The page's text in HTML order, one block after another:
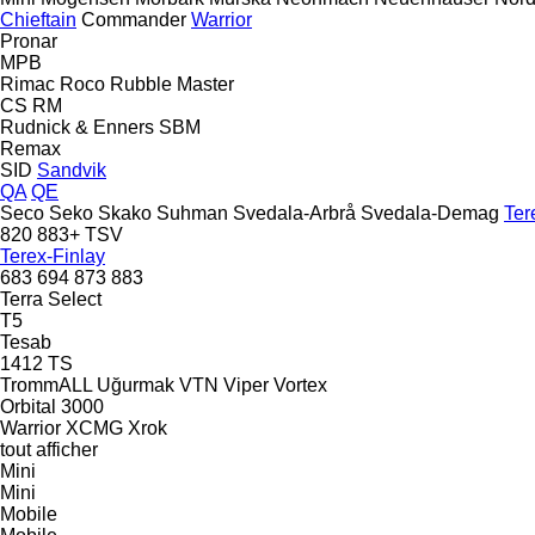
Chieftain Commander Warrior
Pronar
MPB
Rimac Roco Rubble Master
CS RM
Rudnick & Enners SBM
Remax
SID Sandvik
QA QE
Seco Seko Skako Suhman Svedala-Arbrå Svedala-Demag
820 883+ TSV
Terex-Finlay
683 694 873 883
Terra Select
T5
Tesab
1412 TS
TrommALL Uğurmak VTN Viper Vortex
Orbital 3000
Warrior XCMG Xrok
tout afficher
Mini
Mini
Mobile